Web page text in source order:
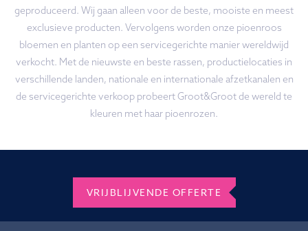
geproduceerd. Wij gaan alleen voor de beste, mooiste en meest
exclusieve producten. Vervolgens worden onze pioenroos
bloemen en planten op een servicegerichte manier wereldwijd
verkocht. Met de nieuwste en beste rassen, productielocaties in
verschillende landen, nationale en internationale afzetkanalen en
de servicegerichte verkoop probeert Groot&Groot de wereld te
kleuren met haar pioenrozen.
VRIJBLIJVENDE OFFERTE